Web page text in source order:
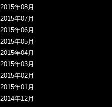
2015年08月
2015年07月
2015年06月
2015年05月
2015年04月
2015年03月
2015年02月
2015年01月
2014年12月